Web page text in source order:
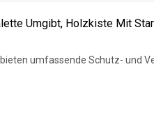
Umgibt, Holzkiste Mit